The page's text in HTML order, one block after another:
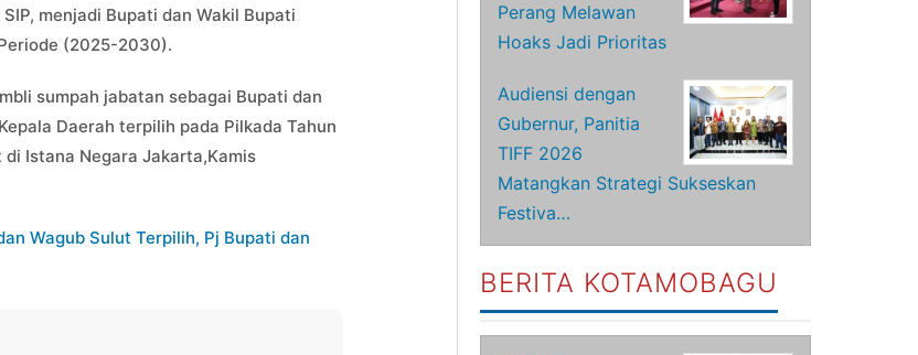
menjadi Bupati dan Wakil Bupati
(2025-2030).
sumpah jabatan sebagai Bupati dan
Daerah terpilih pada Pilkada Tahun
Istana Negara Jakarta,Kamis
Wagub Sulut Terpilih, Pj Bupati dan
Perang Melawan
Hoaks Jadi Prioritas
Audiensi dengan
Gubernur, Panitia
TIFF 2026
Matangkan Strategi Sukseskan
Festiva…
BERITA KOTAMOBAGU